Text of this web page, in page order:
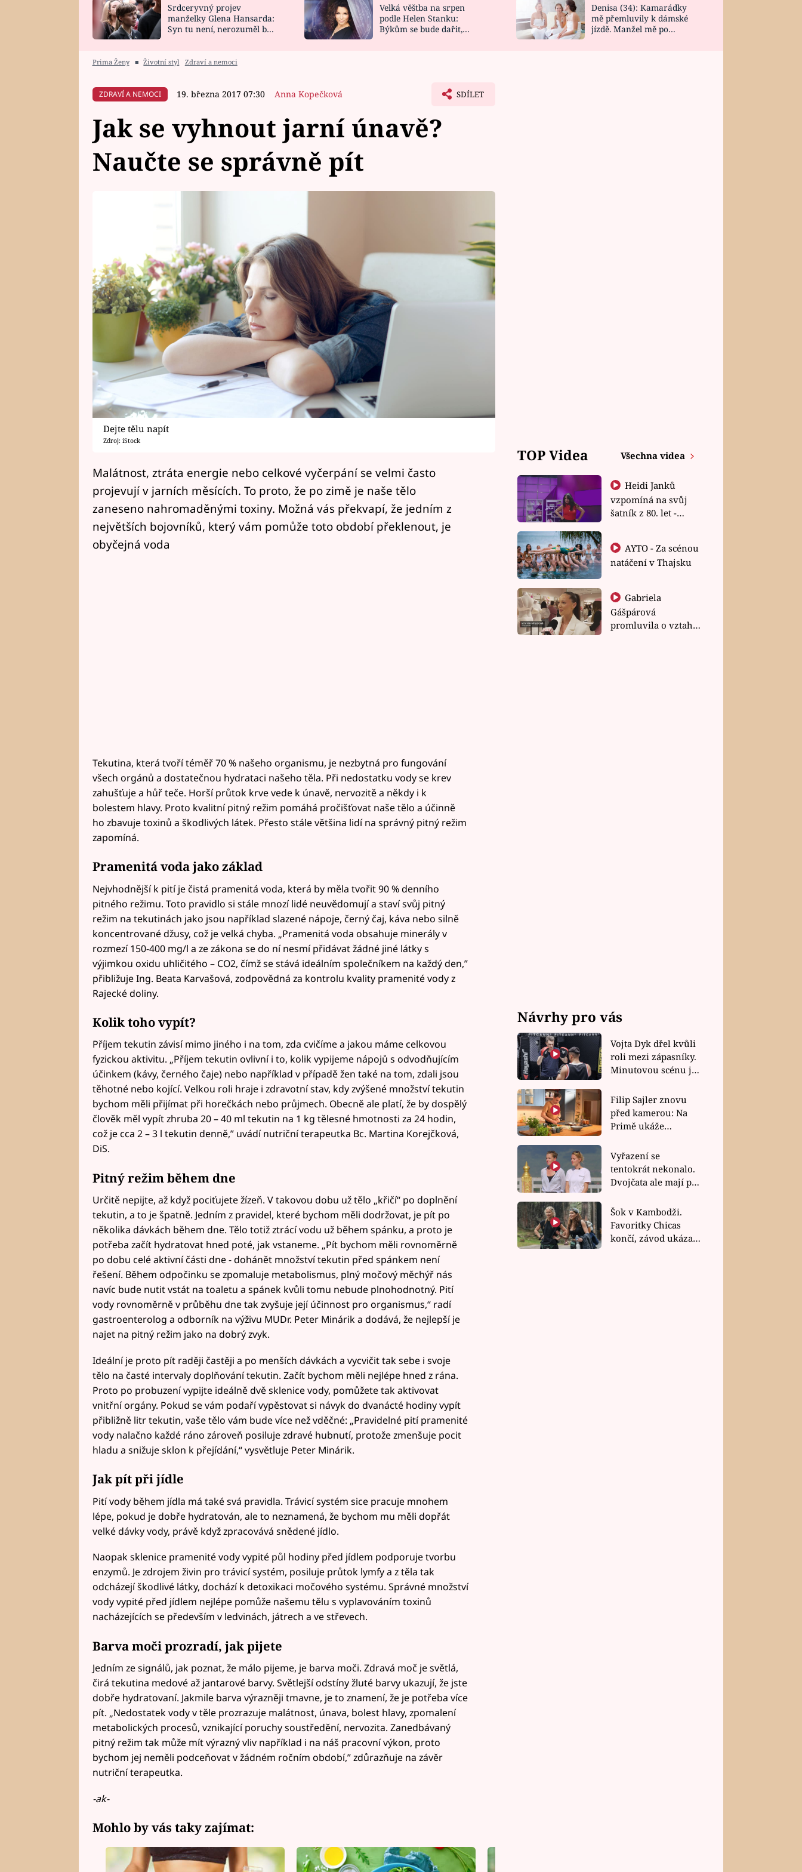
HOROSKOP NA
CELEBRITY
VAŘENÍ
NOVINKY
VIDEORECEPTY
DESIGN
Srdceryvný projev
manželky Glena Hansarda:
Syn tu není, nerozuměl by
Velká věštba na srpen
podle Helen Stanku:
Býkům se bude dařit,
Denisa (34): Kamarádky
mě přemluvily k dámské
jízdě. Manžel mě po
Prima Ženy ■ Životní styl Zdraví a nemoci
ZDRAVÍ A NEMOCI 19. března 2017 07:30 Anna Kopečková SDÍLET
Jak se vyhnout jarní únavě?
Naučte se správně pít
Dejte tělu napít
Zdroj: iStock
Malátnost, ztráta energie nebo celkové vyčerpání se velmi často
projevují v jarních měsících. To proto, že po zimě je naše tělo
zaneseno nahromaděnými toxiny. Možná vás překvapí, že jedním z
největších bojovníků, který vám pomůže toto období překlenout, je
obyčejná voda
Tekutina, která tvoří téměř 70 % našeho organismu, je nezbytná pro fungování
všech orgánů a dostatečnou hydrataci našeho těla. Při nedostatku vody se krev
zahušťuje a hůř teče. Horší průtok krve vede k únavě, nervozitě a někdy i k
bolestem hlavy. Proto kvalitní pitný režim pomáhá pročišťovat naše tělo a účinně
ho zbavuje toxinů a škodlivých látek. Přesto stále většina lidí na správný pitný režim
zapomíná.
Pramenitá voda jako základ
Nejvhodnější k pití je čistá pramenitá voda, která by měla tvořit 90 % denního
pitného režimu. Toto pravidlo si stále mnozí lidé neuvědomují a staví svůj pitný
režim na tekutinách jako jsou například slazené nápoje, černý čaj, káva nebo silně
koncentrované džusy, což je velká chyba. „Pramenitá voda obsahuje minerály v
rozmezí 150-400 mg/l a ze zákona se do ní nesmí přidávat žádné jiné látky s
výjimkou oxidu uhličitého – CO2, čímž se stává ideálním společníkem na každý den,”
přibližuje Ing. Beata Karvašová, zodpovědná za kontrolu kvality pramenité vody z
Rajecké doliny.
Kolik toho vypít?
Příjem tekutin závisí mimo jiného i na tom, zda cvičíme a jakou máme celkovou
fyzickou aktivitu. „Příjem tekutin ovlivní i to, kolik vypijeme nápojů s odvodňujícím
účinkem (kávy, černého čaje) nebo například v případě žen také na tom, zdali jsou
těhotné nebo kojící. Velkou roli hraje i zdravotní stav, kdy zvýšené množství tekutin
bychom měli přijímat při horečkách nebo průjmech. Obecně ale platí, že by dospělý
člověk měl vypít zhruba 20 – 40 ml tekutin na 1 kg tělesné hmotnosti za 24 hodin,
což je cca 2 – 3 l tekutin denně,” uvádí nutriční terapeutka Bc. Martina Korejčková,
DiS.
Pitný režim během dne
Určitě nepijte, až když pociťujete žízeň. V takovou dobu už tělo „křičí“ po doplnění
tekutin, a to je špatně. Jedním z pravidel, které bychom měli dodržovat, je pít po
několika dávkách během dne. Tělo totiž ztrácí vodu už během spánku, a proto je
potřeba začít hydratovat hned poté, jak vstaneme. „Pít bychom měli rovnoměrně
po dobu celé aktivní části dne - dohánět množství tekutin před spánkem není
řešení. Během odpočinku se zpomaluje metabolismus, plný močový měchýř nás
navíc bude nutit vstát na toaletu a spánek kvůli tomu nebude plnohodnotný. Pití
vody rovnoměrně v průběhu dne tak zvyšuje její účinnost pro organismus,“ radí
gastroenterolog a odborník na výživu MUDr. Peter Minárik a dodává, že nejlepší je
najet na pitný režim jako na dobrý zvyk.
Ideální je proto pít raději častěji a po menších dávkách a vycvičit tak sebe i svoje
tělo na časté intervaly doplňování tekutin. Začít bychom měli nejlépe hned z rána.
Proto po probuzení vypijte ideálně dvě sklenice vody, pomůžete tak aktivovat
vnitřní orgány. Pokud se vám podaří vypěstovat si návyk do dvanácté hodiny vypít
přibližně litr tekutin, vaše tělo vám bude více než vděčné: „Pravidelné pití pramenité
vody nalačno každé ráno zároveň posiluje zdravé hubnutí, protože zmenšuje pocit
hladu a snižuje sklon k přejídání,“ vysvětluje Peter Minárik.
Jak pít při jídle
Pití vody během jídla má také svá pravidla. Trávicí systém sice pracuje mnohem
lépe, pokud je dobře hydratován, ale to neznamená, že bychom mu měli dopřát
velké dávky vody, právě když zpracovává snědené jídlo.
Naopak sklenice pramenité vody vypité půl hodiny před jídlem podporuje tvorbu
enzymů. Je zdrojem živin pro trávicí systém, posiluje průtok lymfy a z těla tak
odcházejí škodlivé látky, dochází k detoxikaci močového systému. Správné množství
vody vypité před jídlem nejlépe pomůže našemu tělu s vyplavováním toxinů
nacházejících se především v ledvinách, játrech a ve střevech.
Barva moči prozradí, jak pijete
Jedním ze signálů, jak poznat, že málo pijeme, je barva moči. Zdravá moč je světlá,
čirá tekutina medové až jantarové barvy. Světlejší odstíny žluté barvy ukazují, že jste
dobře hydratovaní. Jakmile barva výrazněji tmavne, je to znamení, že je potřeba více
pít. „Nedostatek vody v těle prozrazuje malátnost, únava, bolest hlavy, zpomalení
metabolických procesů, vznikající poruchy soustředění, nervozita. Zanedbávaný
pitný režim tak může mít výrazný vliv například i na náš pracovní výkon, proto
bychom jej neměli podceňovat v žádném ročním období,” zdůrazňuje na závěr
nutriční terapeutka.
-ak-
Mohlo by vás taky zajímat:
TOP Videa Všechna videa
Heidi Janků
vzpomíná na svůj
šatník z 80. let -
natáčení v Thajsku
Gabriela
Gášpárová
promluvila o vztahu
Návrhy pro vás
Vojta Dyk dřel kvůli
roli mezi zápasníky.
Minutovou scénu jel
Filip Sajler znovu
před kamerou: Na
Primě ukáže
rychlé recepty
Vyřazení se
tentokrát nekonalo.
Dvojčata ale mají po
závodu nůž na krku
Šok v Kambodži.
Favoritky Chicas
končí, závod ukázal